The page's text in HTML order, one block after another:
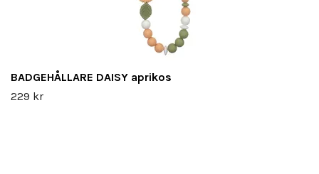
BADGEHÅLLARE DAISY aprikos
229 kr